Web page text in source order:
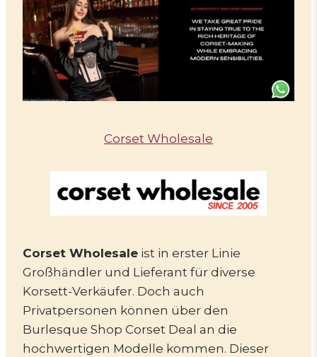
Corset Wholesale
Corset Wholesale ist in erster Linie
Großhändler und Lieferant für diverse
Korsett-Verkäufer. Doch auch
Privatpersonen können über den
Burlesque Shop Corset Deal an die
hochwertigen Modelle kommen. Dieser